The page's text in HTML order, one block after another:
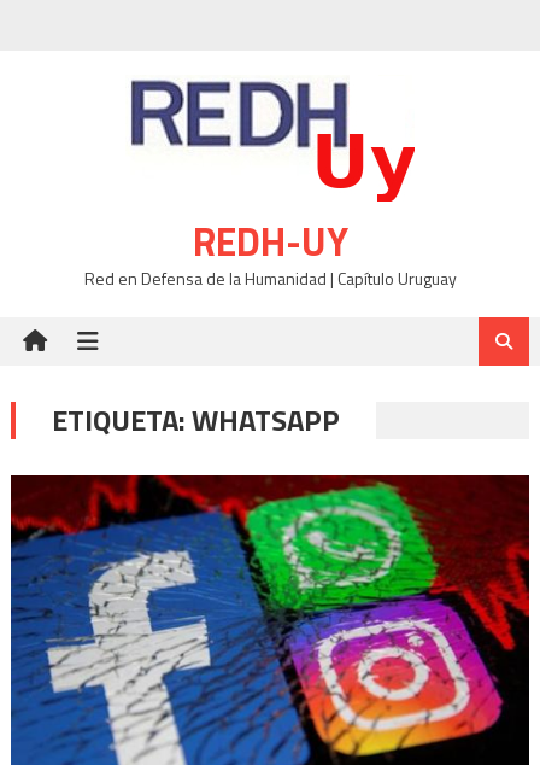
REDH-UY
Red en Defensa de la Humanidad | Capítulo Uruguay
ETIQUETA:WHATSAPP